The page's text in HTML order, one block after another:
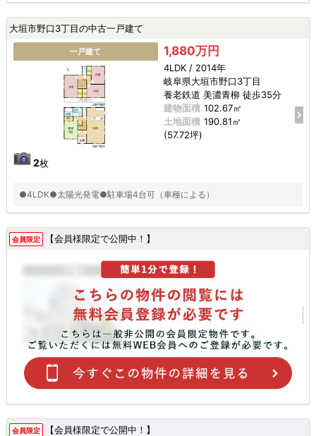
大垣市野口3丁目の中古一戸建て
一戸建て
2枚
1,880万円
4LDK / 2014年
岐阜県大垣市野口3丁目
養老鉄道 美濃青柳 徒歩35分
建物面積 102.67㎡
土地面積 190.81㎡
(57.72坪)
●4LDK●太陽光発電●駐車場4台可（車種による）
会員限定 【会員様限定で公開中！】
会員限定 【会員様限定で公開中！】